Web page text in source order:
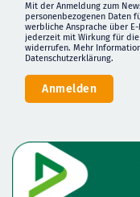
Mit der Anmeldung zum
personenbezogenen Daten
werbliche Ansprache über
jederzeit mit Wirkung für
widerrufen. Mehr
Datenschutzerklärung.
Anmelden